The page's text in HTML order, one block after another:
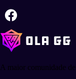
A maior comunidade